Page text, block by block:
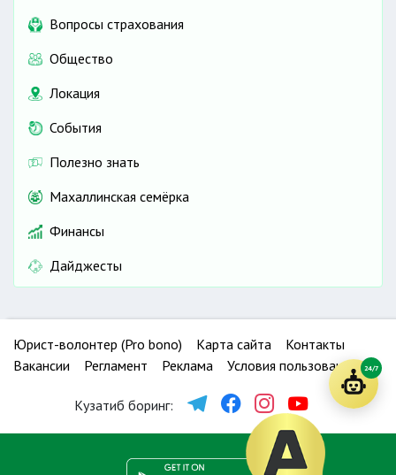
Вопросы страхования
Общество
Локация
События
Полезно знать
Махаллинская семёрка
Финансы
Дайджесты
Юрист-волонтер (Pro bono) Карта сайта
Контакты
Вакансии
Регламент Реклама Условия пользования
Кузатиб боринг:
24/7